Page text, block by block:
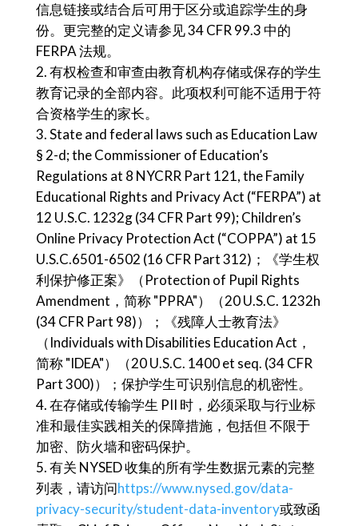
信息链接或结合后可用于区分或追踪学生的身
份。更完整的定义请参见 34 CFR 99.3 中的
FERPA 法规。
有权检查和审查由教育机构存储或保存的学生
教育记录的全部内容。此项权利可能不适用于符
合资格学生的家长。
State and federal laws such as Education Law
§ 2-d; the Commissioner of Education’s
Regulations at 8 NYCRR Part 121, the Family
Educational Rights and Privacy Act (“FERPA”) at
12 U.S.C. 1232g (34 CFR Part 99); Children’s
Online Privacy Protection Act (“COPPA”) at 15
U.S.C.6501-6502 (16 CFR Part 312)；《学生权
利保护修正案》（Protection of Pupil Rights
Amendment，简称 "PPRA"）（20 U.S.C. 1232h
(34 CFR Part 98)）；《残障人士教育法》
（Individuals with Disabilities Education Act，
简称 "IDEA"）（20 U.S.C. 1400 et seq. (34 CFR
Part 300)）；保护学生可识别信息的机密性。
在存储或传输学生 PII 时，必须采取与行业标
准和最佳实践相关的保障措施，包括但 不限于
加密、防火墙和密码保护。
有关 NYSED 收集的所有学生数据元素的完整
列表，请访问https://www.nysed.gov/data-
privacy-security/student-data-inventory或致函